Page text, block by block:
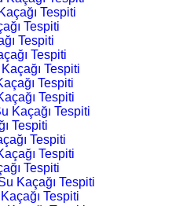
Tespiti
Tespiti
Tespiti
Tespiti
Kaçağı Tespiti
Tespiti
Tespiti
Kaçağı Tespiti
Tespiti
Tespiti
Tespiti
Tespiti
Kaçağı Tespiti
Tespiti